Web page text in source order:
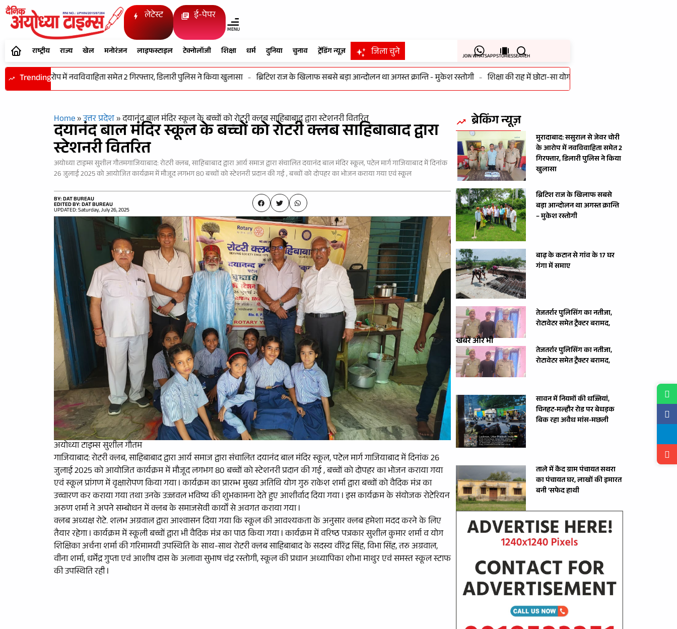
लेटेस्ट ई-पेपर
MENU
राष्ट्रीय राज्य खेल मनोरंजन लाइफस्टाइल टेक्नोलॉजी शिक्षा धर्म दुनिया चुनाव ट्रेंडिंग न्यूज़ जिला चुने JOIN WHATSAPPSTORIESSEARCH
Trending
चोरी के आरोप में नवविवाहिता समेत 2 गिरफ्तार, डिलारी पुलिस ने किया खुलासा - ब्रिटिश राज के खिलाफ सबसे बड़ा आन्दोलन था अगस्त क्रान्ति - मुकेश रस्तोगी - शिक्षा की राह में छोटा-सा योगदान, बच्चों के सपनों को नई उड़ान : मंत्री
Home»उत्तर प्रदेश»दयानंद बाल मंदिर स्कूल के बच्चों को रोटरी क्लब साहिबाबाद द्वारा स्टेशनरी वितरित
दयानंद बाल मंदिर स्कूल के बच्चों को रोटरी क्लब साहिबाबाद द्वारा
स्टेशनरी वितरित
अयोध्या टाइम्स सुशील गौतमगाजियाबाद: रोटरी क्लब, साहिबाबाद द्वारा आर्य समाज द्वारा संचालित दयानंद बाल मंदिर स्कूल, पटेल मार्ग गाजियाबाद में दिनांक
26 जुलाई 2025 को आयोजित कार्यक्रम में मौजूद लगभग 80 बच्चों को स्टेशनरी प्रदान की गई , बच्चों को दोपहर का भोजन कराया गया एवं स्कूल
BY: DAT BUREAU
EDITED BY: DAT BUREAU
UPDATED: Saturday, July 26, 2025
अयोध्या टाइम्स सुशील गौतम
गाजियाबाद: रोटरी क्लब, साहिबाबाद द्वारा आर्य समाज द्वारा संचालित दयानंद बाल मंदिर स्कूल, पटेल मार्ग गाजियाबाद में दिनांक 26
जुलाई 2025 को आयोजित कार्यक्रम में मौजूद लगभग 80 बच्चों को स्टेशनरी प्रदान की गई , बच्चों को दोपहर का भोजन कराया गया
एवं स्कूल प्रांगण में वृक्षारोपण किया गया l कार्यक्रम का प्रारम्भ मुख्य अतिथि योग गुरु राकेश शर्मा द्वारा बच्चों को वैदिक मंत्र का
उच्चारण कर कराया गया तथा उनके उज्जवल भविष्य की शुभकामना देते हुए आशीर्वाद दिया गया l इस कार्यक्रम के संयोजक रोटेरियन
अरुण शर्मा ने अपने सम्बोधन में क्लब के समाजसेवी कार्यों से अवगत कराया गया l
क्लब अध्यक्ष रोटे. शलभ अग्रवाल द्वारा आश्वासन दिया गया कि स्कूल की आवश्यकता के अनुसार क्लब हमेशा मदद करने के लिए
तैयार रहेगा l कार्यक्रम में स्कूली बच्चों द्वारा भी वैदिक मंत्र का पाठ किया गया l कार्यक्रम में वरिष्ठ पत्रकार सुशील कुमार शर्मा व योग
शिक्षिका अर्चना शर्मा की गरिमामयी उपस्थिति के साथ-साथ रोटरी क्लब साहिबाबाद के सदस्य वीरेंद्र सिंह, विभा सिंह, तरु अग्रवाल,
वीना शर्मा, धर्मेंद्र गुप्ता एवं आशीष दास के अलावा सुभाष चंद्र रस्तोगी, स्कूल की प्रधान अध्यापिका शोभा माथुर एवं समस्त स्कूल स्टाफ
की उपस्थिति रही l
ब्रेकिंग न्यूज़
मुरादाबाद: ससुराल से जेवर चोरी
के आरोप में नवविवाहिता समेत 2
गिरफ्तार, डिलारी पुलिस ने किया
खुलासा
ब्रिटिश राज के खिलाफ सबसे
बड़ा आन्दोलन था अगस्त क्रान्ति
– मुकेश रस्तोगी
बाढ़ के कटान से गांव के 17 घर
गंगा में समाए
तेजतर्रार पुलिसिंग का नतीजा,
रोटावेटर समेत ट्रैक्टर बरामद,
खबरें और भी
तेजतर्रार पुलिसिंग का नतीजा,
रोटावेटर समेत ट्रैक्टर बरामद,
सावन में नियमों की धज्जियां,
चिनहट-मल्हौर रोड पर बेधड़क
बिक रहा अवैध मांस-मछली
ताले में कैद ग्राम पंचायत सथरा
का पंचायत घर, लाखों की इमारत
बनी ‘सफेद हाथी